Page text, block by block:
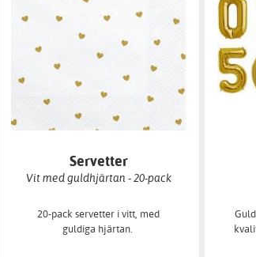
Servetter
Vit med guldhjärtan - 20-pack
20-pack servetter i vitt, med
guldiga hjärtan.